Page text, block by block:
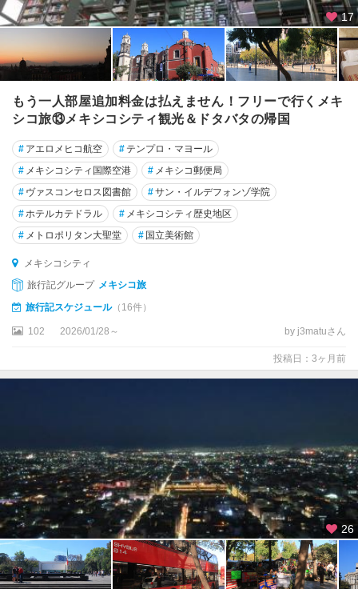
ル
ナ
バ
カ
グ
ア
ラ
ハ
ラ
グ
ア
フ
ァ
ト
ケ
タ
テ
カ
ス
サ
ン
ク
リ
17
もう一人部屋追加料金は払えません！フリーで行くメキ
シコ旅⑬メキシコシティ観光＆ドタバタの帰国
# アエロメヒコ航空 # テンプロ・マヨール
# メキシコシティ国際空港 # メキシコ郵便局
# ヴァスコンセロス図書館 #サン・イルデフォンゾ学院
# ホテルカテドラル # メキシコシティ歴史地区
# メトロポリタン大聖堂 # 国立美術館
メキシコシティ
旅行記グループ メキシコ旅
旅行記スケジュール（16件）
102 2026/01/28～ by j3matuさん
投稿日：3ヶ月前
26